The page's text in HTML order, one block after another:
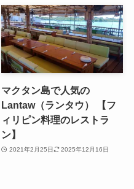
マクタン島で人気の
Lantaw（ランタウ） 【フ
ィリピン料理のレストラ
ン】
2021年2月25日 2025年12月16日